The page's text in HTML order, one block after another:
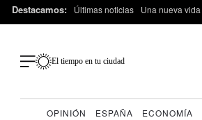
Destacamos: Últimas noticias Una nueva vida
El tiempo en tu ciudad
OPINIÓN ESPAÑA ECONOMÍA